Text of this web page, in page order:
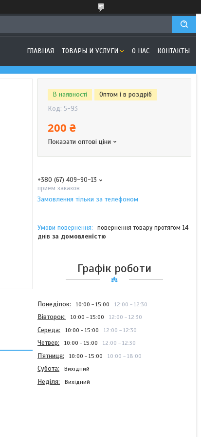
ГЛАВНАЯ ТОВАРЫ И УСЛУГИ О НАС КОНТАКТЫ
В наявності
Оптом і в роздріб
Код: 5-93
200 ₴
Показати оптові ціни
+380 (67) 409-90-13
прием заказов
Замовлення тільки за телефоном
повернення товару протягом 14
днів за домовленістю
Графік роботи
Понеділок 10:00 15:00 12:00 12:30
Вівторок 10:00 15:00 12:00 12:30
Середа 10:00 15:00 12:00 12:30
Четвер 10:00 15:00 12:00 12:30
Пʼятниця 10:00 15:00 10:00 18:00
Субота Вихідний
Неділя Вихідний